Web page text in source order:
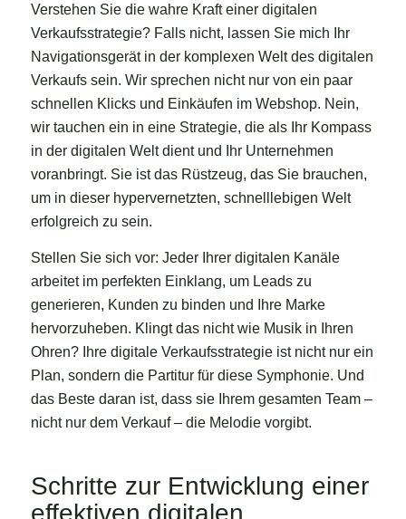
Verstehen Sie die wahre Kraft einer digitalen
Verkaufsstrategie? Falls nicht, lassen Sie mich Ihr
Navigationsgerät in der komplexen Welt des digitalen
Verkaufs sein. Wir sprechen nicht nur von ein paar
schnellen Klicks und Einkäufen im Webshop. Nein,
wir tauchen ein in eine Strategie, die als Ihr Kompass
in der digitalen Welt dient und Ihr Unternehmen
voranbringt. Sie ist das Rüstzeug, das Sie brauchen,
um in dieser hypervernetzten, schnelllebigen Welt
erfolgreich zu sein.
Stellen Sie sich vor: Jeder Ihrer digitalen Kanäle
arbeitet im perfekten Einklang, um Leads zu
generieren, Kunden zu binden und Ihre Marke
hervorzuheben. Klingt das nicht wie Musik in Ihren
Ohren? Ihre digitale Verkaufsstrategie ist nicht nur ein
Plan, sondern die Partitur für diese Symphonie. Und
das Beste daran ist, dass sie Ihrem gesamten Team –
nicht nur dem Verkauf – die Melodie vorgibt.
Schritte zur Entwicklung einer
effektiven digitalen